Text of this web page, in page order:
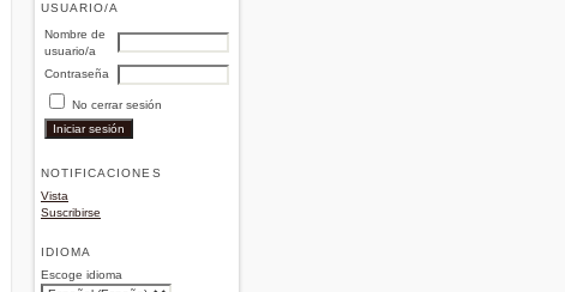
USUARIO/A
Nombre de
usuario/a
Contraseña
No cerrar sesión
NOTIFICACIONES
Vista
Suscribirse
IDIOMA
Escoge idioma